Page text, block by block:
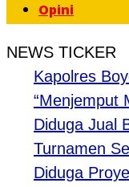
Opini
NEWS TICKER
Kapolres
“Menjemput
Diduga Jual
Turnamen
Diduga Proyek